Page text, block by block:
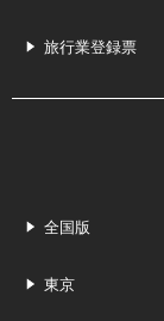
旅行業登録票
全国版
東京